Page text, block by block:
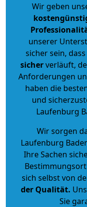
Wir geben
unserer
sicher sein,
sicherverläuft,
Anforderungen
haben die
und
Laufenburg
Wir sorgen
Laufenburg
Ihre Sachen
sich selbst von
der Qualität.
Sie